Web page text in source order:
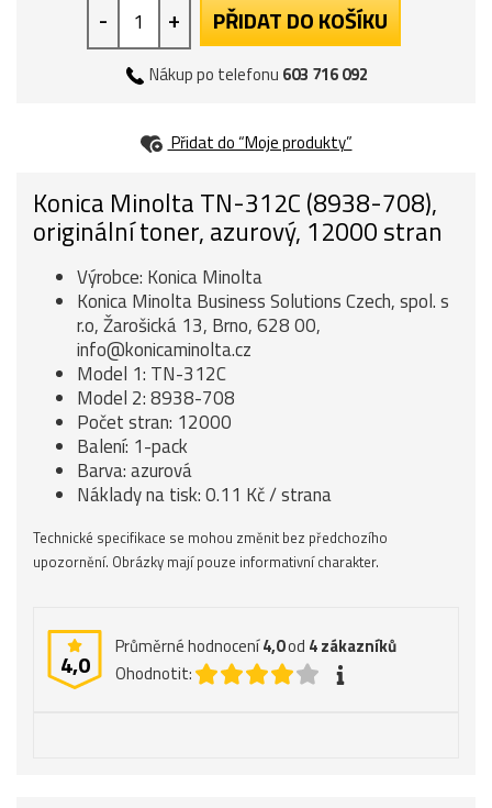
- + PŘIDAT DO KOŠÍKU
Nákup po telefonu 603 716 092
Přidat do “Moje produkty”
Konica Minolta TN-312C (8938-708),
originální toner, azurový, 12000 stran
Výrobce: Konica Minolta
Konica Minolta Business Solutions Czech, spol. s
r.o, Žarošická 13, Brno, 628 00,
info@konicaminolta.cz
Model 1: TN-312C
Model 2: 8938-708
Počet stran: 12000
Balení: 1-pack
Barva: azurová
Náklady na tisk: 0.11 Kč / strana
Technické specifikace se mohou změnit bez předchozího
upozornění. Obrázky mají pouze informativní charakter.
4,0
Průměrné hodnocení4,0od 4zákazníků
Ohodnotit: